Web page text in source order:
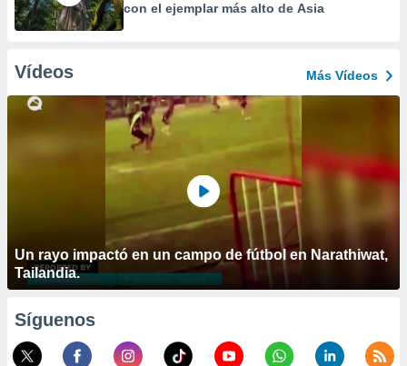
con el ejemplar más alto de Asia
Vídeos Más Vídeos
Un rayo impactó en un campo de fútbol en Narathiwat,
Tailandia.
Síguenos